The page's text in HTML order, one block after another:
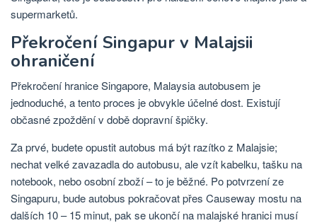
supermarketů.
Překročení Singapur v Malajsii
ohraničení
Překročení hranice Singapore, Malaysia autobusem je
jednoduché, a tento proces je obvykle účelné dost. Existují
občasné zpoždění v době dopravní špičky.
Za prvé, budete opustit autobus má být razítko z Malajsie;
nechat velké zavazadla do autobusu, ale vzít kabelku, tašku na
notebook, nebo osobní zboží – to je běžné. Po potvrzení ze
Singapuru, bude autobus pokračovat přes Causeway mostu na
dalších 10 – 15 minut, pak se ukončí na malajské hranici musí